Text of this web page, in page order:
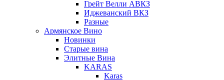
Грейт Велли АВКЗ
Иджеванский ВКЗ
Разные
Армянское Вино
Новинки
Старые вина
Элитные Вина
KARAS
Karas